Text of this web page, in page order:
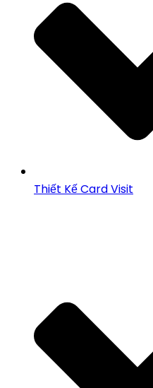
Thiết Kế Card Visit